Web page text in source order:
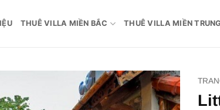
THUÊ VILLA MIỀN BẮC THUÊ VILLA MIỀN TRUNG